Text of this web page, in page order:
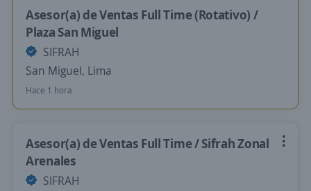
Asesor(a) de Ventas Full Time (Rotativo) /
Plaza San Miguel
SIFRAH
San Miguel, Lima
Hace 1 hora
Asesor(a) de Ventas Full Time / Sifrah Zonal
Arenales
SIFRAH